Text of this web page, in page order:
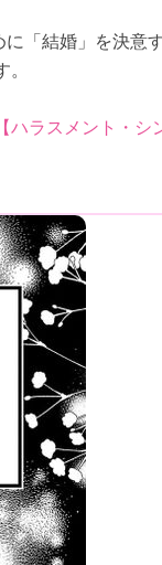
「結婚」を決意す
ラスメント・シ